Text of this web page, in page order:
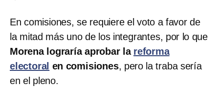
En comisiones, se requiere el voto a favor de
la mitad más uno de los integrantes, por lo que
Morena lograría aprobar la reforma
electoral en comisiones, pero la traba sería
en el pleno.